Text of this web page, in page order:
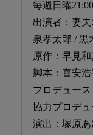
毎週日曜
出演者：妻
泉孝太郎 / 黒
原作：早見
脚本：喜安浩
プロデュー
協力プロデ
演出：塚原